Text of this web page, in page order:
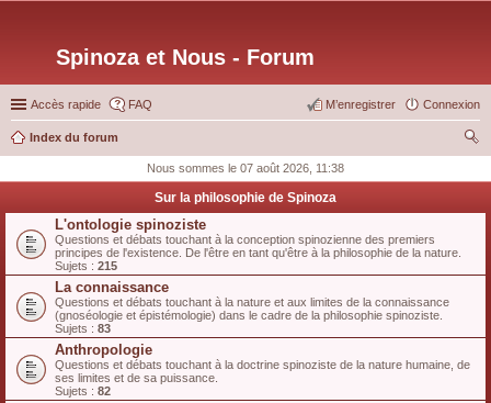
Spinoza et Nous - Forum
Accès rapide FAQ Connexion
M’enregistrer
Index du forum
ch
Nous sommes le 07 août 2026, 11:38
Sur la philosophie de Spinoza
L'ontologie spinoziste
Questions et débats touchant à la conception spinozienne des premiers
principes de l'existence. De l'être en tant qu'être à la philosophie de la nature.
Sujets : 215
La connaissance
Questions et débats touchant à la nature et aux limites de la connaissance
(gnoséologie et épistémologie) dans le cadre de la philosophie spinoziste.
Sujets : 83
Anthropologie
Questions et débats touchant à la doctrine spinoziste de la nature humaine, de
ses limites et de sa puissance.
Sujets : 82